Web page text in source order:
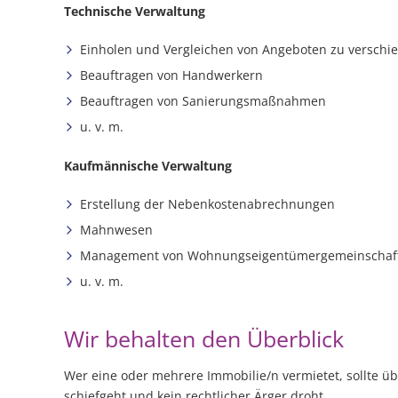
Technische Verwaltung
Einholen und Vergleichen von Angeboten zu
Beauftragen von Handwerkern
Beauftragen von Sanierungsmaßnahmen
u. v. m.
Kaufmännische Verwaltung
Erstellung der Nebenkostenabrechnungen
Mahnwesen
Management von
u. v. m.
Wir behalten den Überblick
Wer eine oder mehrere Immobilie/n vermietet, sollte